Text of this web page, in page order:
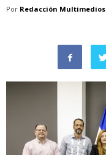
Por Redacción Multimedios